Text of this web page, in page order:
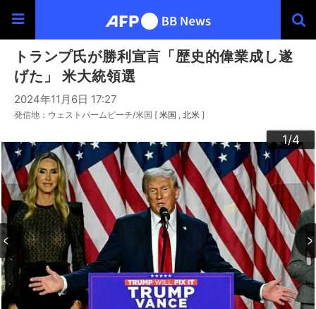
トランプ氏が勝利宣言「歴史的偉業成し遂
げた」 米大統領選
2024年11月6日 17:27
発信地：ウェストパームビーチ/米国 [ 米国 北米 ]
1/4
2/4
3/4
4/4